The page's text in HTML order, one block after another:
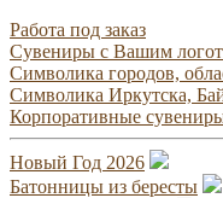
Работа под заказ
Сувениры с Вашим
Символика городов,
Символика Иркутска,
Корпоративные
Новый Год 2026
Батонницы из бересты